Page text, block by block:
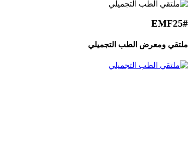
#EMF25
ملتقي ومعرض الطب التجميلي